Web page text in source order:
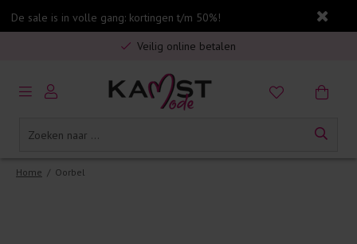
De sale is in volle gang: kortingen t/m 50%!
Gratis verzending in Nederland vanaf €75,-
Veilig online betalen
5% spaarbonus op jouw aankoop
Gratis verzending in Nederland vanaf €75,-
Home / Oorbel